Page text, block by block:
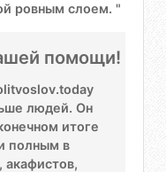
ровным слоем. "
помощи!
людей. Он
итоге
полным в
акафистов,